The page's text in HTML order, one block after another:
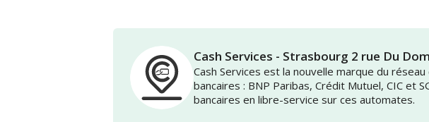
Cash Services - Strasbourg 2 rue Du
Cash Services est la nouvelle marque du
bancaires : BNP Paribas, Crédit Mutuel, CIC et
bancaires en libre-service sur ces automates.